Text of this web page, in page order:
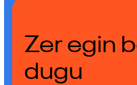
Zer egin
dugu